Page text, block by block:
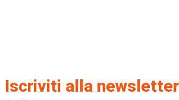
Iscriviti alla newsletter